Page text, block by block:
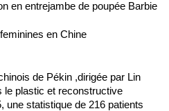
en entrejambe de poupée Barbie
en Chine
de Pékin ,dirigée par Lin
le plastic et reconstructive
une statistique de 216 patients